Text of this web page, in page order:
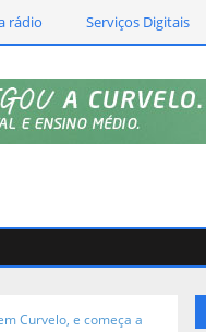
rádio Serviços Digitais
Curvelo, e começa a